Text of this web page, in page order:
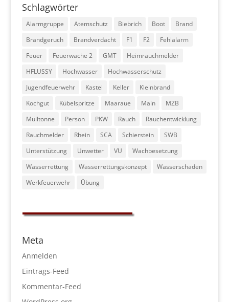
Schlagwörter
Alarmgruppe Atemschutz Biebrich Boot
Brand
Brandgeruch
Brandverdacht F1 F2
Fehlalarm
Feuer
Feuerwache 2 GMT
Heimrauchmelder
HFLUSSY
Hochwasser
Hochwasserschutz
Jugendfeuerwehr
Kastel Keller
Kleinbrand
Kochgut
Kübelspritze Maaraue Main
MZB
Mülltonne
Person PKW Rauch
Rauchentwicklung
Rauchmelder
Rhein SCA Schierstein
SWB
Unterstützung
Unwetter VU
Wachbesetzung
Wasserrettung
Wasserrettungskonzept
Wasserschaden
Werkfeuerwehr
Übung
Meta
Anmelden
Eintrags-Feed
Kommentar-Feed